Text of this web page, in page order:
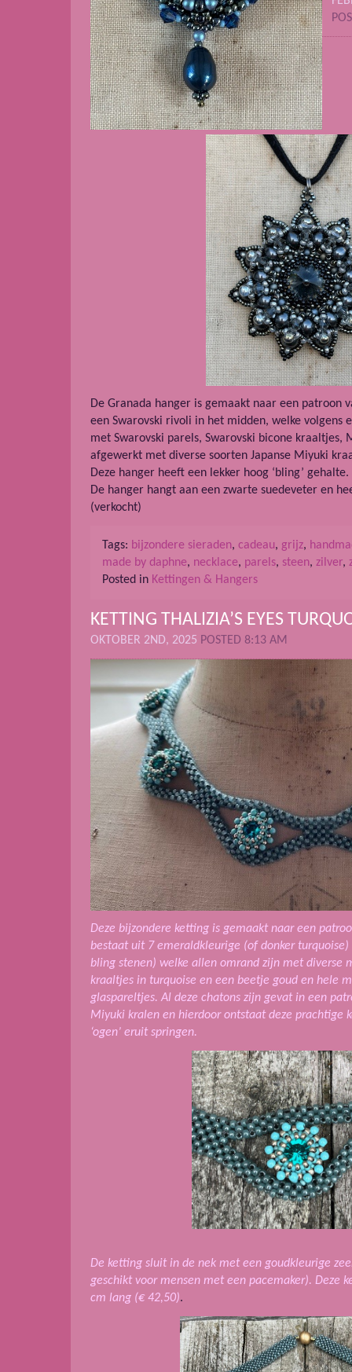
De Granada hanger is gemaakt naar een patroon
een Swarovski rivoli in het midden, welke volgens
met Swarovski parels, Swarovski bicone kraaltjes,
afgewerkt met diverse soorten Japanse Miyuki
Deze hanger heeft een lekker hoog ‘bling’ gehalte.
De hanger hangt aan een zwarte suedeveter en
(verkocht)
Tags: bijzondere sieraden, cadeau, grijz,
made by daphne, necklace, parels, steen, zilver,
Posted in Kettingen & Hangers
KETTING THALIZIA’S EYES
OKTOBER 2ND, 2025 POSTED 8:13 AM
Deze bijzondere ketting is gemaakt naar een
bestaat uit 7 emeraldkleurige (of donker
bling stenen) welke allen omrand zijn met diverse
kraaltjes in turquoise en een beetje goud en hele
glaspareltjes. Al deze chatons zijn gevat in een
Miyuki kralen en hierdoor ontstaat deze prachtige
‘ogen’ eruit springen.
De ketting sluit in de nek met een goudkleurige
geschikt voor mensen met een pacemaker). Deze
cm lang (€ 42,50).